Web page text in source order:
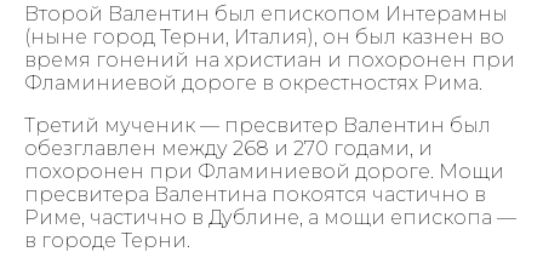
Второй Валентин был епископом Интерамны
(ныне город Терни, Италия), он был казнен во
время гонений на христиан и похоронен при
Фламиниевой дороге в окрестностях Рима.
Третий мученик — пресвитер Валентин был
обезглавлен между 268 и 270 годами, и
похоронен при Фламиниевой дороге. Мощи
пресвитера Валентина покоятся частично в
Риме, частично в Дублине, а мощи епископа —
в городе Терни.